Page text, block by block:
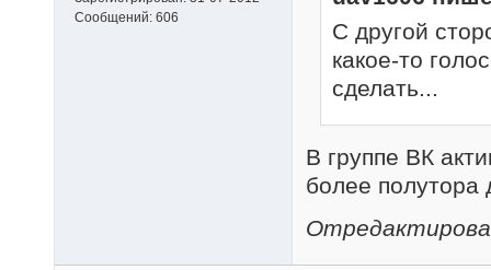
Сообщений: 606
С другой
какое-то
сделать...
В группе ВК
более полутора